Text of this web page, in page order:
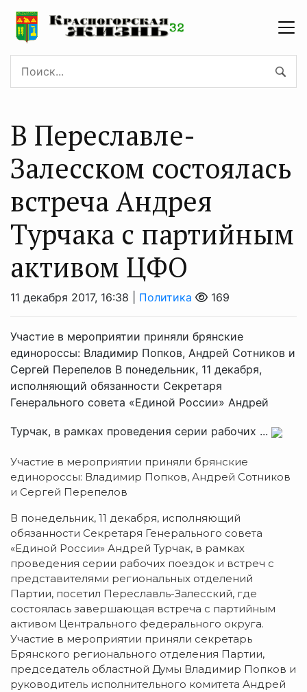
В Переславле-
Залесском состоялась
встреча Андрея
Турчака с партийным
активом ЦФО
11 декабря 2017, 16:38 | Политика 169
Участие в мероприятии приняли брянские
единороссы: Владимир Попков, Андрей Сотников и
Сергей Перепелов В понедельник, 11 декабря,
исполняющий обязанности Секретаря
Генерального совета «Единой России» Андрей
Турчак, в рамках проведения серии рабочих ...
Участие в мероприятии приняли брянские
единороссы: Владимир Попков, Андрей Сотников
и Сергей Перепелов
В понедельник, 11 декабря, исполняющий
обязанности Секретаря Генерального совета
«Единой России» Андрей Турчак, в рамках
проведения серии рабочих поездок и встреч с
представителями региональных отделений
Партии, посетил Переславль-Залесский, где
состоялась завершающая встреча с партийным
активом Центрального федерального округа.
Участие в мероприятии приняли секретарь
Брянского регионального отделения Партии,
председатель областной Думы Владимир Попков и
руководитель исполнительного комитета Андрей